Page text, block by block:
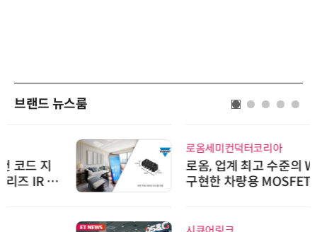
브랜드 뉴스룸
로옴세미컨덕터코리아
로옴, 업계 최고 수준의 Wide-SOA
구현한 차량용 MOSFET 개발